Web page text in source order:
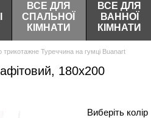
ВСЕ ДЛЯ
СПАЛЬНОЇ
КІМНАТИ
ВСЕ ДЛЯ
ВАННОЇ
КІМНАТИ
трикотажне Туреччина на гумці Buanart
180х200
Виберіть колір